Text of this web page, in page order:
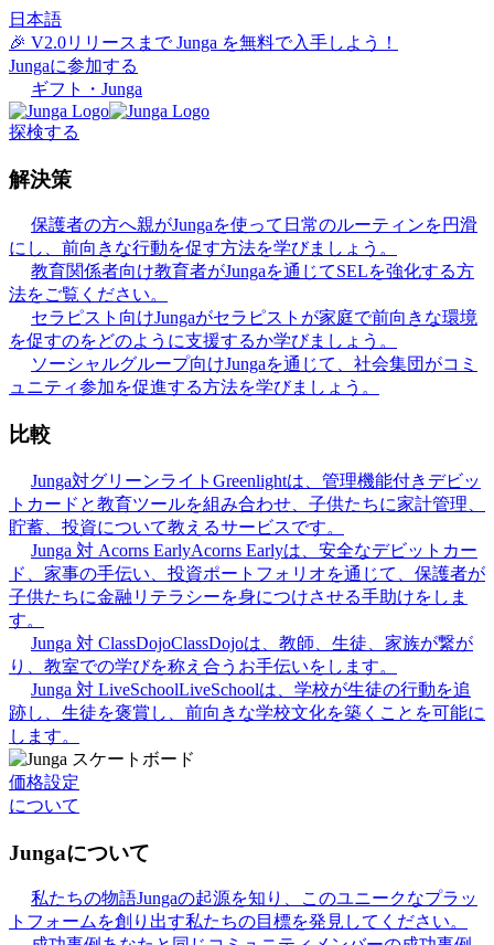
日本語
🎉 V2.0リリースまで Junga を無料で入手しよう！
Jungaに参加する
ギフト・Junga
探検する
解決策
保護者の方へ親がJungaを使って日常のルーティンを円滑
にし、前向きな行動を促す方法を学びましょう。
教育関係者向け教育者がJungaを通じてSELを強化する方
法をご覧ください。
セラピスト向けJungaがセラピストが家庭で前向きな環境
を促すのをどのように支援するか学びましょう。
ソーシャルグループ向けJungaを通じて、社会集団がコミ
ュニティ参加を促進する方法を学びましょう。
比較
Junga対グリーンライト Greenlightは、管理機能付きデビッ
トカードと教育ツールを組み合わせ、子供たちに家計管理、
貯蓄、投資について教えるサービスです。
Junga 対 Acorns EarlyAcorns Earlyは、安全なデビットカー
ド、家事の手伝い、投資ポートフォリオを通じて、保護者が
子供たちに金融リテラシーを身につけさせる手助けをしま
す。
Junga 対 ClassDojoClassDojoは、教師、生徒、家族が繋が
り、教室での学びを称え合うお手伝いをします。
Junga 対 LiveSchoolLiveSchoolは、学校が生徒の行動を追
跡し、生徒を褒賞し、前向きな学校文化を築くことを可能に
します。
価格設定
について
Jungaについて
私たちの物語Jungaの起源を知り、このユニークなプラッ
トフォームを創り出す私たちの目標を発見してください。